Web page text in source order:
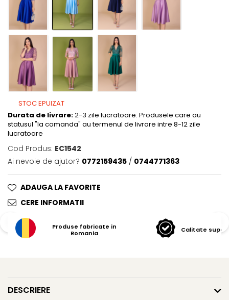
STOC EPUIZAT
Durata de livrare:2-3 zile lucratoare. Produsele care au
statusul "la comanda" au termenul de livrare intre 8-12 zile
lucratoare
Cod Produs: EC1542
Ai nevoie de ajutor? 0772159435 / 0744771363
ADAUGA LA FAVORITE
CERE INFORMATII
Produse fabricate in
Romania
Calitate
DESCRIERE